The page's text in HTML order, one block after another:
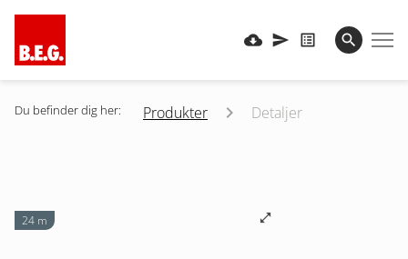
Du befinder dig her: Produkter Detaljer
24 m